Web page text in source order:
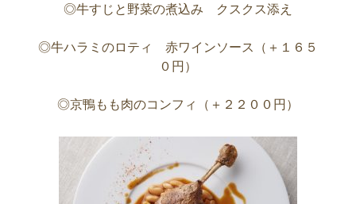
◎牛すじと野菜の煮込み クスクス添え
◎牛ハラミのロティ 赤ワインソース（＋１６５
０円）
◎京鴨もも肉のコンフィ（＋２２００円）